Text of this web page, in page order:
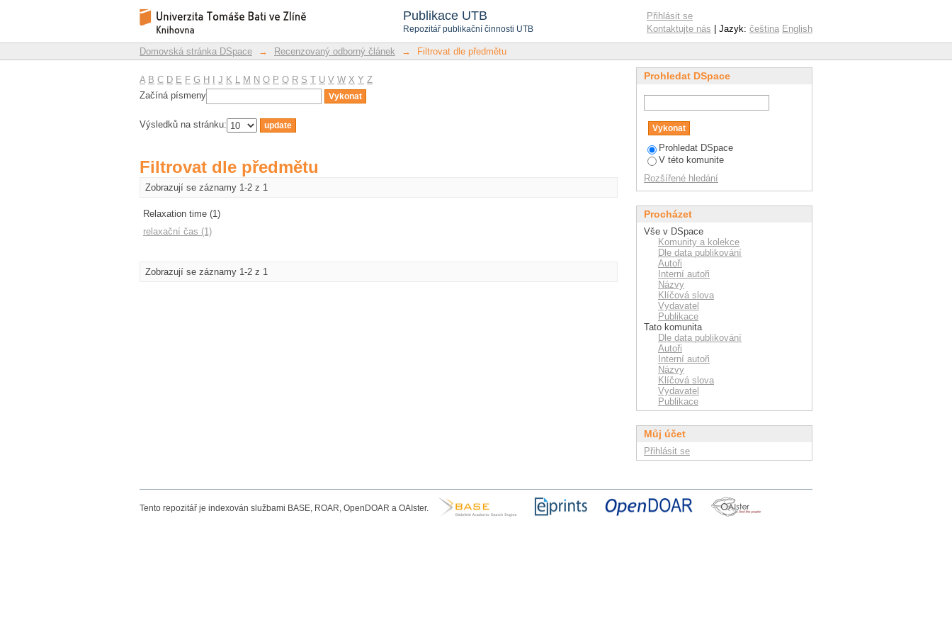
Publikace UTB
Repozitář publikační činnosti UTB
Filtrovat dle předmětu
Repozitář DSpace/Manakin
Přihlásit se
Kontaktujte nás | Jazyk: čeština English
Domovská stránka DSpace → Recenzovaný odborný článek → Filtrovat dle předmětu
A B C D E F G H J K L M N O P Q R S T U V W X Y Z
Začíná písmeny
Výsledků na stránku:
Filtrovat dle předmětu
Zobrazují se záznamy 1-2 z 1
Relaxation time (1)
relaxační čas (1)
Zobrazují se záznamy 1-2 z 1
Prohledat DSpace
Prohledat DSpace
V této komunite
Rozšířené hledání
Procházet
Vše v DSpace
Komunity a kolekce
Dle data publikování
Autoři
Interní autoři
Názvy
Klíčová slova
Vydavatel
Publikace
Tato komunita
Dle data publikování
Autoři
Interní autoři
Názvy
Klíčová slova
Vydavatel
Publikace
Můj účet
Přihlásit se
Tento repozitář je indexován službami BASE, ROAR, OpenDOAR a OAIster.